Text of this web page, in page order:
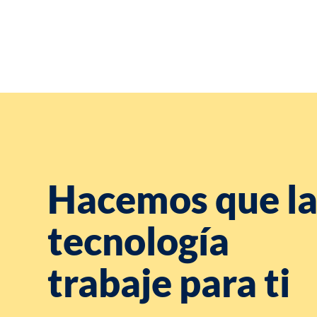
Hacemos que
tecnología
trabaje para ti